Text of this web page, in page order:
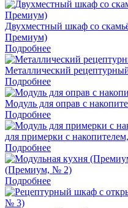
Двухместный шкаф со
Премиум)
Подробнее
Металлический
Подробнее
Модуль для оправ с
Подробнее
для примерки с
Подробнее
(Премиум, № 2)
Подробнее